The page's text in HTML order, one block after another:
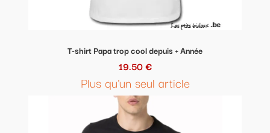
T-shirt Papa trop cool depuis + Année
19.50 €
Plus qu'un seul article